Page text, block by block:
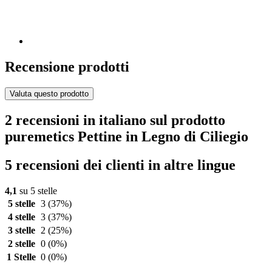
Recensione prodotti
Valuta questo prodotto
2 recensioni in italiano sul prodotto
puremetics Pettine in Legno di Ciliegio
5 recensioni dei clienti in altre lingue
4,1 su 5 stelle
5 stelle 3 (37%)
4 stelle 3 (37%)
3 stelle
2 (25%)
2 stelle 0 (0%)
1 Stelle 0 (0%)